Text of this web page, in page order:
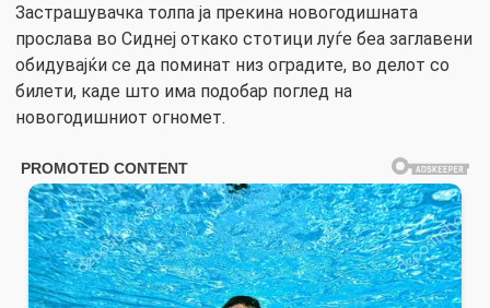
Застрашувачка толпа ја прекина новогодишната
прослава во Сиднеј откако стотици луѓе беа заглавени
обидувајќи се да поминат низ оградите, во делот со
билети, каде што има подобар поглед на
новогодишниот огномет.